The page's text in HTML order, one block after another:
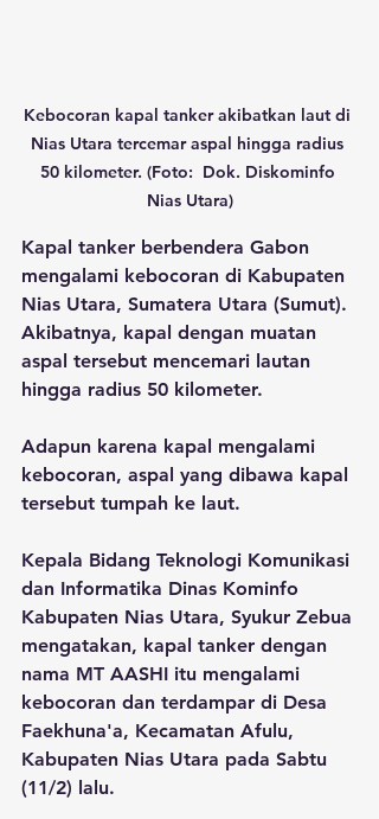
Kebocoran kapal tanker akibatkan laut di
Nias Utara tercemar aspal hingga radius
50 kilometer. (Foto:  Dok. Diskominfo
Nias Utara)
Kapal tanker berbendera Gabon
mengalami kebocoran di Kabupaten
Nias Utara, Sumatera Utara (Sumut).
Akibatnya, kapal dengan muatan
aspal tersebut mencemari lautan
hingga radius 50 kilometer.
Adapun karena kapal mengalami
kebocoran, aspal yang dibawa kapal
tersebut tumpah ke laut.
Kepala Bidang Teknologi Komunikasi
dan Informatika Dinas Kominfo
Kabupaten Nias Utara, Syukur Zebua
mengatakan, kapal tanker dengan
nama MT AASHI itu mengalami
kebocoran dan terdampar di Desa
Faekhuna'a, Kecamatan Afulu,
Kabupaten Nias Utara pada Sabtu
(11/2) lalu.